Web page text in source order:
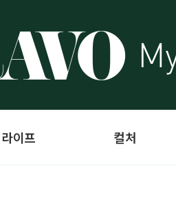
라이프 컬처